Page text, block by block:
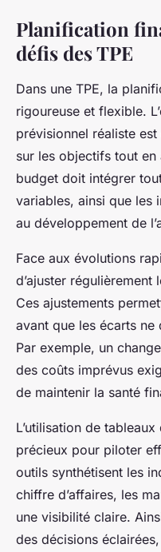
Planification
défis des TPE
Dans une TPE, la
rigoureuse et flexible.
prévisionnel réaliste
sur les objectifs tout
budget doit intégrer
variables, ainsi que les
au développement de
Face aux évolutions
d’ajuster
Ces ajustements
avant que les écarts ne
Par exemple, un
des coûts imprévus
de maintenir la santé
L’utilisation de
précieux pour piloter
outils synthétisent les
chiffre d’affaires, les
une visibilité claire.
des décisions